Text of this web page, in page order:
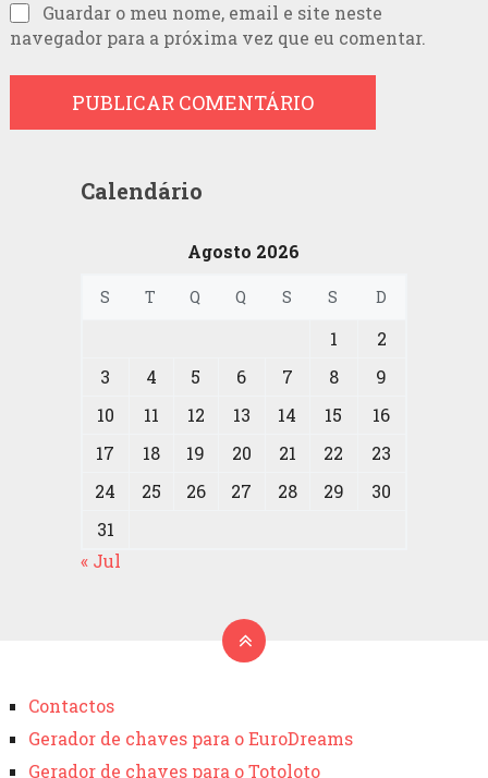
Guardar o meu nome, email e site neste
navegador para a próxima vez que eu comentar.
Calendário
Agosto 2026
S T Q Q S S D
1
2
3
4 5 6 7 8
9
10
11 12 13 14 15
16
17
18 19 20 21 22
23
24
25 26 27 28 29
30
31
« Jul
Contactos
Gerador de chaves para o EuroDreams
Gerador de chaves para o Totoloto